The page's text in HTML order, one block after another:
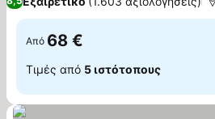
Από 68 €
Τιμές από 5 ιστότοπους